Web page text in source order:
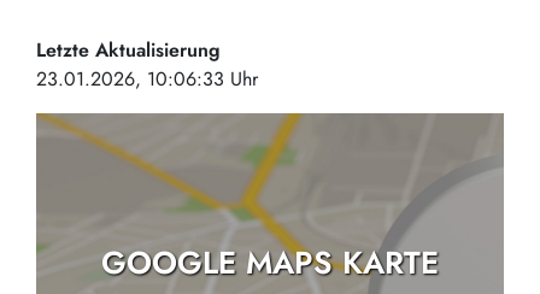
Letzte Aktualisierung
23.01.2026, 10:06:33 Uhr
GOOGLE MAPS KARTE